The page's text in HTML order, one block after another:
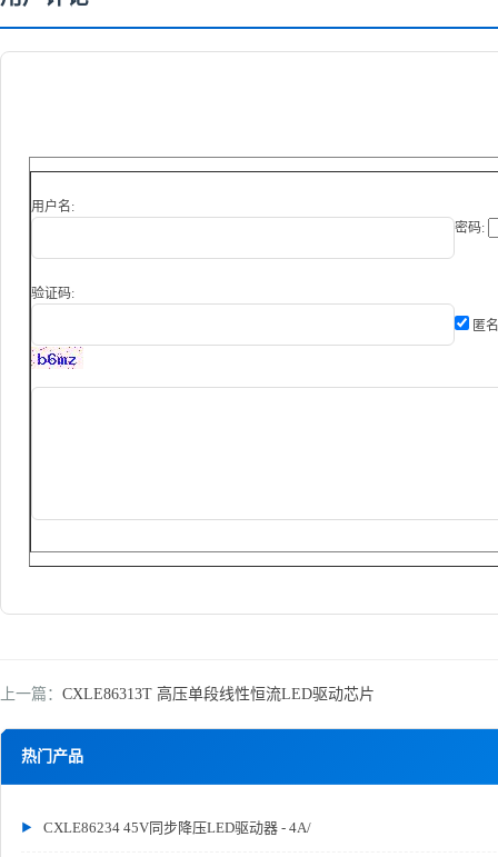
热门产品
CXLE86234 45V同步降压LED驱动器 - 4A/
用户名:
密码:
验证码:
匿
上一篇： CXLE86313T 高压单段线性恒流LED驱动芯片